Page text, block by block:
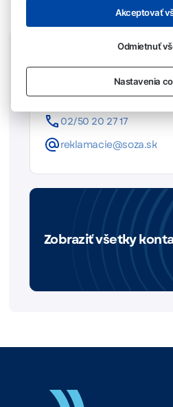
Referát pre reklamácie
02/50 20 27 17
reklamacie@soza.sk
Zobraziť všetky
Akceptovať
Odmietnuť
Nastavenia